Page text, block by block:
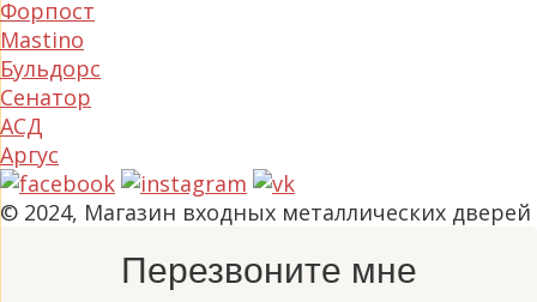
Форпост
Mastino
Бульдорс
Сенатор
АСД
Аргус
© 2024, Магазин входных металлических дверей
Перезвоните мне